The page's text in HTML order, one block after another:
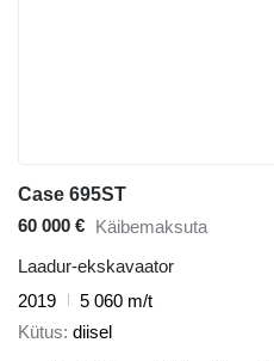
Case 695ST
60 000 € Käibemaksuta
Laadur-ekskavaator
2019
5 060 m/t
Kütus diisel